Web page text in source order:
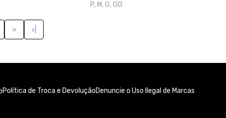
P, M, G, GG
» >|
Política de Troca e DevoluçãoDenuncie o Uso Ilegal de Marcas